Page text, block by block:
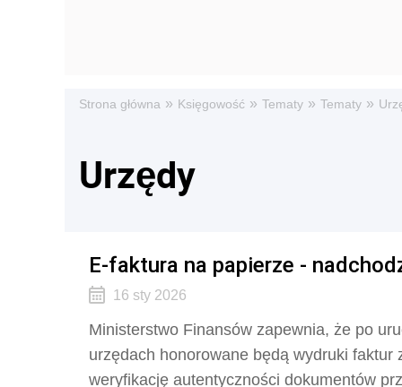
Strona główna » Księgowość » Tematy » Tematy »
Urzędy
E-faktura na papierze -
16 sty 2026
Ministerstwo Finansów zapewnia, że po
urzędach honorowane będą wydruki
weryfikację autentyczności dokumentów